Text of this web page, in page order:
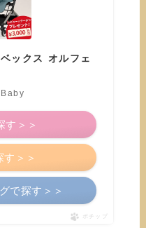
ックス オルフェ
＞＞
す＞＞
で探す＞＞
ポチップ